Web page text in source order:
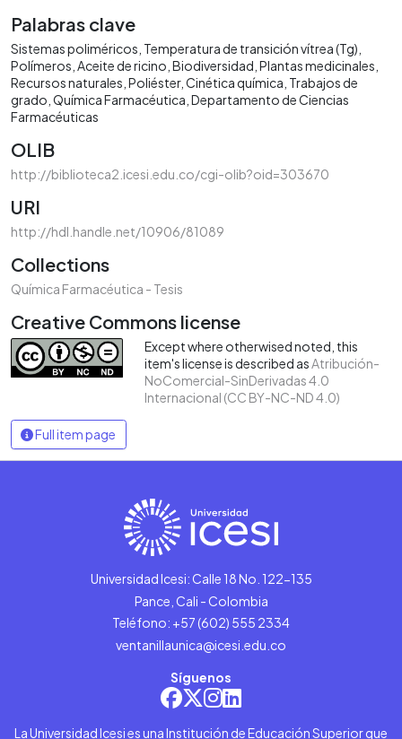
Palabras clave
Sistemas poliméricos Temperatura de transición vítrea (Tg)
Polímeros Aceite de ricino Biodiversidad Plantas medicinales
Recursos naturales Poliéster Cinética química Trabajos de
grado Química Farmacéutica Departamento de Ciencias
Farmacéuticas
OLIB
http://biblioteca2.icesi.edu.co/cgi-olib?oid=303670
URI
http://hdl.handle.net/10906/81089
Collections
Química Farmacéutica - Tesis
Creative Commons license
Except where otherwised noted, this
item's license is described asAtribución-
NoComercial-SinDerivadas 4.0
Internacional (CC BY-NC-ND 4.0)
Full item page
Universidad Icesi: Calle 18 No. 122-135
Pance, Cali - Colombia
Teléfono: +57 (602) 555 2334
ventanillaunica@icesi.edu.co
Síguenos
La Universidad Icesi es una Institución de Educación Superior que